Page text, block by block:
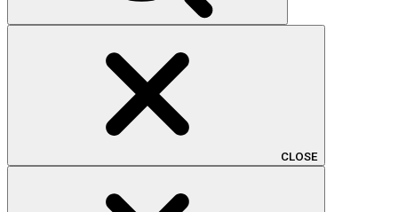
CLOSE